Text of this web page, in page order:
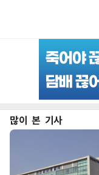
많이 본 기사